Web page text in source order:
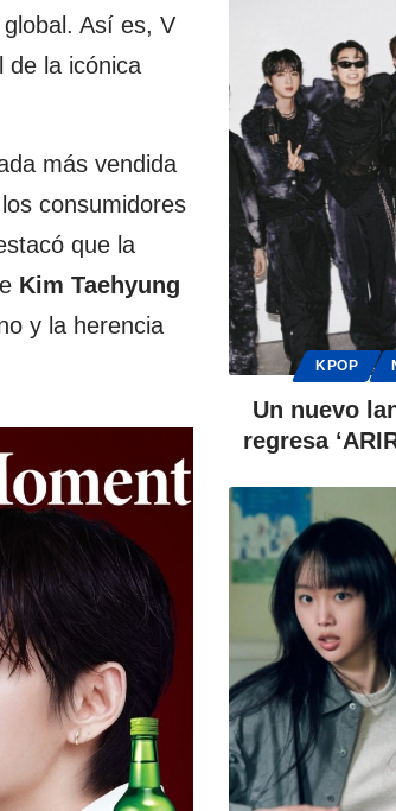
Así es, V
de la icónica
más vendida
consumidores
que la
Kim Taehyung
y la herencia
KPOP
Un nuevo
regresa